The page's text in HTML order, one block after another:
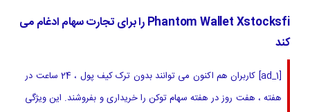
Phantom Wallet Xstocksfi را برای تجارت سهام ادغام می
کند
[ad_1] کاربران هم اکنون می توانند بدون ترک کیف پول ، 24 ساعت در
هفته ، هفت روز در هفته سهام توکن را خریداری و بفروشند. این ویژگی